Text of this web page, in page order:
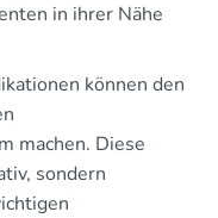
in ihrer Nähe
können den
machen. Diese
sondern